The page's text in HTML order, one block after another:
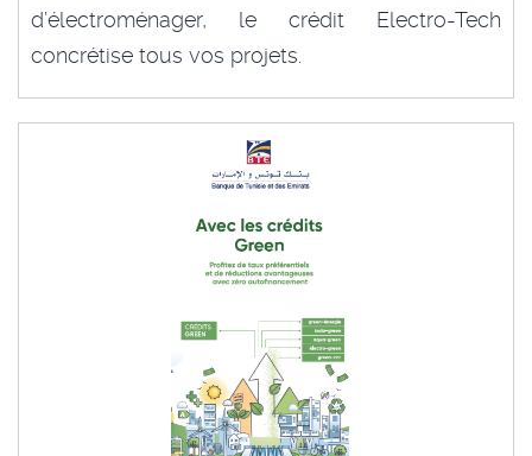
d’électroménager, le crédit Electro-Tech
concrétise tous vos projets.